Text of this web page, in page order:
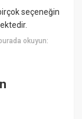
seçeneğin
okuyun: